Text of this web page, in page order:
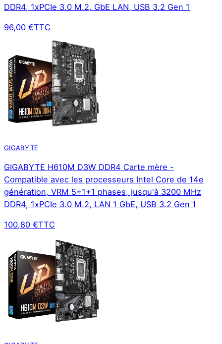
DDR4, 1xPCIe 3.0 M.2, GbE LAN, USB 3.2 Gen 1
96,00 €TTC
GIGABYTE
GIGABYTE H610M D3W DDR4 Carte mère -
Compatible avec les processeurs Intel Core de 14e
génération, VRM 5+1+1 phases, jusqu'à 3200 MHz
DDR4, 1xPCIe 3.0 M.2, LAN 1 GbE, USB 3.2 Gen 1
100,80 €TTC